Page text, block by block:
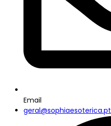
Email
geral@sophiaesoterica.pt